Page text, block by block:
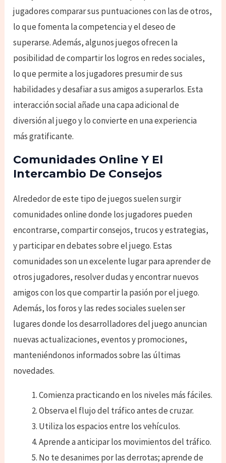
jugadores comparar sus puntuaciones con las de otros,
lo que fomenta la competencia y el deseo de
superarse. Además, algunos juegos ofrecen la
posibilidad de compartir los logros en redes sociales,
lo que permite a los jugadores presumir de sus
habilidades y desafiar a sus amigos a superarlos. Esta
interacción social añade una capa adicional de
diversión al juego y lo convierte en una experiencia
más gratificante.
Comunidades Online Y El
Intercambio De Consejos
Alrededor de este tipo de juegos suelen surgir
comunidades online donde los jugadores pueden
encontrarse, compartir consejos, trucos y estrategias,
y participar en debates sobre el juego. Estas
comunidades son un excelente lugar para aprender de
otros jugadores, resolver dudas y encontrar nuevos
amigos con los que compartir la pasión por el juego.
Además, los foros y las redes sociales suelen ser
lugares donde los desarrolladores del juego anuncian
nuevas actualizaciones, eventos y promociones,
manteniéndonos informados sobre las últimas
novedades.
Comienza practicando en los niveles más fáciles.
Observa el flujo del tráfico antes de cruzar.
Utiliza los espacios entre los vehículos.
Aprende a anticipar los movimientos del tráfico.
No te desanimes por las derrotas; aprende de